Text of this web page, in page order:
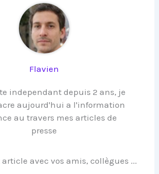
Flavien
independant depuis 2 ans, je
aujourd'hui a l'information
au travers mes articles de
presse
avec vos amis, collègues ...